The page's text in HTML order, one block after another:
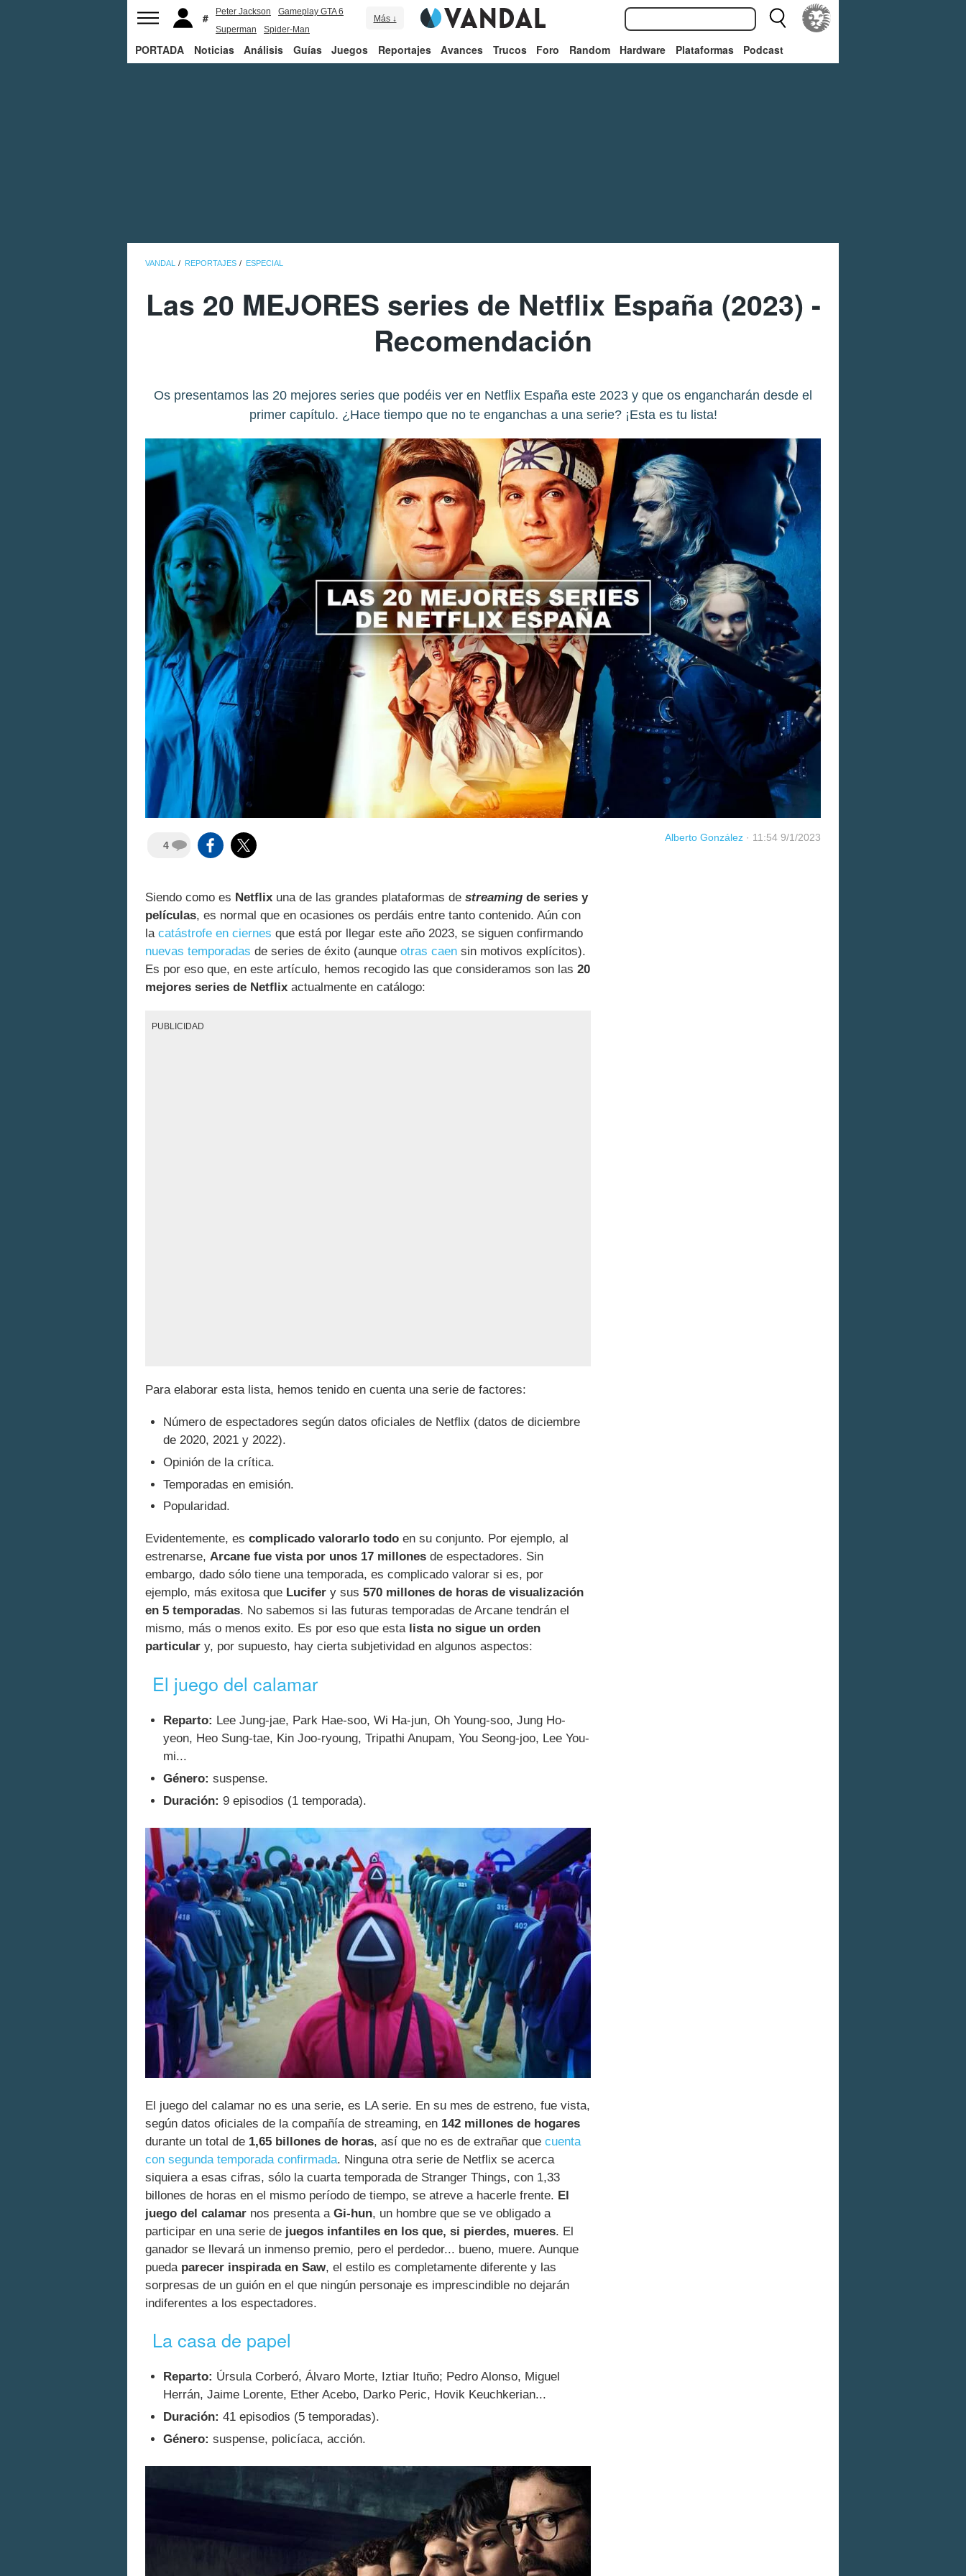
Peter Jackson
Gameplay GTA 6
Superman
Spider-Man
Más ↓
PORTADA Noticias Análisis Guías Juegos Reportajes Avances Trucos Foro Random Hardware Plataformas Podcast
VANDAL REPORTAJES ESPECIAL
Las 20 MEJORES series de Netflix España (2023) -
Recomendación
Os presentamos las 20 mejores series que podéis ver en Netflix España este 2023 y que os engancharán desde el
primer capítulo. ¿Hace tiempo que no te enganchas a una serie? ¡Esta es tu lista!
4
Alberto González · 11:54 9/1/2023
Siendo como es Netflix una de las grandes plataformas de streaming de series y
películas, es normal que en ocasiones os perdáis entre tanto contenido. Aún con
la catástrofe en ciernes que está por llegar este año 2023, se siguen confirmando
nuevas temporadas de series de éxito (aunque otras caen sin motivos explícitos).
Es por eso que, en este artículo, hemos recogido las que consideramos son las 20
mejores series de Netflix actualmente en catálogo:
PUBLICIDAD
Para elaborar esta lista, hemos tenido en cuenta una serie de factores:
Número de espectadores según datos oficiales de Netflix (datos de diciembre
de 2020, 2021 y 2022).
Opinión de la crítica.
Temporadas en emisión.
Popularidad.
Evidentemente, es complicado valorarlo todo en su conjunto. Por ejemplo, al
estrenarse, Arcane fue vista por unos 17 millones de espectadores. Sin
embargo, dado sólo tiene una temporada, es complicado valorar si es, por
ejemplo, más exitosa que Lucifer y sus 570 millones de horas de visualización
en 5 temporadas. No sabemos si las futuras temporadas de Arcane tendrán el
mismo, más o menos exito. Es por eso que esta lista no sigue un orden
particular y, por supuesto, hay cierta subjetividad en algunos aspectos:
El juego del calamar
Reparto: Lee Jung-jae, Park Hae-soo, Wi Ha-jun, Oh Young-soo, Jung Ho-
yeon, Heo Sung-tae, Kin Joo-ryoung, Tripathi Anupam, You Seong-joo, Lee You-
mi...
Género: suspense.
Duración: 9 episodios (1 temporada).
El juego del calamar no es una serie, es LA serie. En su mes de estreno, fue vista,
según datos oficiales de la compañía de streaming, en 142 millones de hogares
durante un total de 1,65 billones de horas, así que no es de extrañar que cuenta
con segunda temporada confirmada. Ninguna otra serie de Netflix se acerca
siquiera a esas cifras, sólo la cuarta temporada de Stranger Things, con 1,33
billones de horas en el mismo período de tiempo, se atreve a hacerle frente. El
juego del calamar nos presenta a Gi-hun, un hombre que se ve obligado a
participar en una serie de juegos infantiles en los que, si pierdes, mueres. El
ganador se llevará un inmenso premio, pero el perdedor... bueno, muere. Aunque
pueda parecer inspirada en Saw, el estilo es completamente diferente y las
sorpresas de un guión en el que ningún personaje es imprescindible no dejarán
indiferentes a los espectadores.
La casa de papel
Reparto: Úrsula Corberó, Álvaro Morte, Iztiar Ituño; Pedro Alonso, Miguel
Herrán, Jaime Lorente, Ether Acebo, Darko Peric, Hovik Keuchkerian...
Duración: 41 episodios (5 temporadas).
Género: suspense, policíaca, acción.